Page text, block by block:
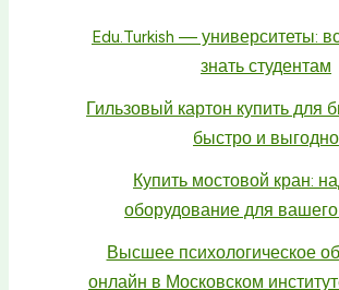
Edu.Turkish — университеты:
знать студентам
Гильзовый картон купить для
быстро и выгодно
Купить мостовой кран:
оборудование для
Высшее психологическое
онлайн в Московском